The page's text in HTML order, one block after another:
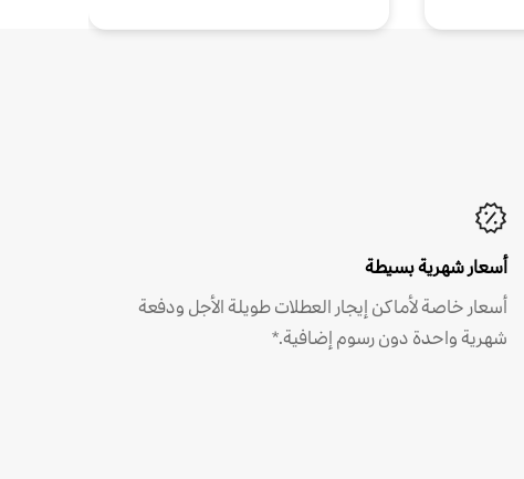
أسعار شهرية بسيطة
أسعار خاصة لأماكن إيجار العطلات طويلة الأجل ودفعة
شهرية واحدة دون رسوم إضافية.*